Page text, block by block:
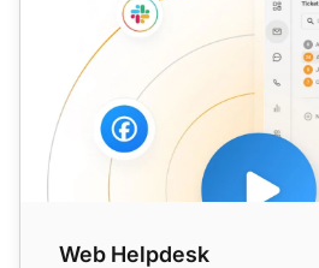
Web Helpdesk